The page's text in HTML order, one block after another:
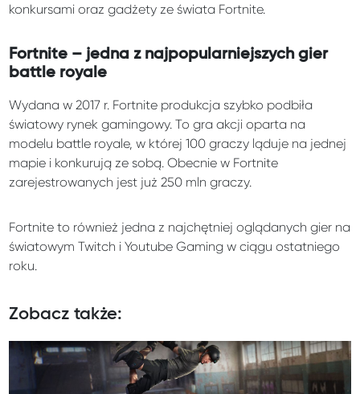
konkursami oraz gadżety ze świata Fortnite.
Fortnite – jedna z najpopularniejszych gier
battle royale
Wydana w 2017 r. Fortnite produkcja szybko podbiła
światowy rynek gamingowy. To gra akcji oparta na
modelu battle royale, w której 100 graczy ląduje na jednej
mapie i konkurują ze sobą. Obecnie w Fortnite
zarejestrowanych jest już 250 mln graczy.
Fortnite to również jedna z najchętniej oglądanych gier na
światowym Twitch i Youtube Gaming w ciągu ostatniego
roku.
Zobacz także: